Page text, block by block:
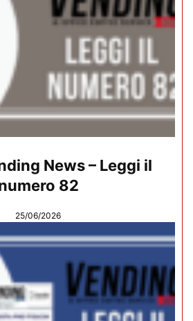
News – Leggi il
82
25/06/2026